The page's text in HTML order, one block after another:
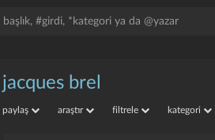
jacques brel
paylaş araştır filtrele kategori